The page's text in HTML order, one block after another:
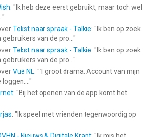
: " Ik heb deze eerst gebruikt, maar toch wel
"
Tekst naar spraak - Talkie: " Ik ben op zoek
van de pro... "
Tekst naar spraak - Talkie: " Ik ben op zoek
van de pro... "
Vue NL: "1 groot drama. Account van mijn
"
: "Bij het openen van de app komt het
: " Ik speel met vrienden tegenwoordig op